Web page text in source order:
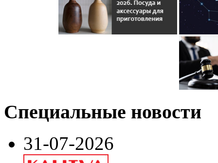
Специальные новости
31-07-2026